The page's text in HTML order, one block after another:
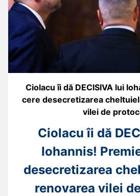
Ciolacu îi dă DECISIVA lui
cere desecretizarea
vilei de
Ciolacu îi dă
Iohannis!
desecretizarea
renovarea vilei